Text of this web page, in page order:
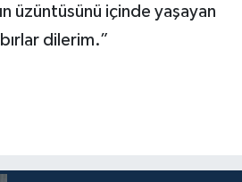
üzüntüsünü içinde yaşayan
dilerim.”